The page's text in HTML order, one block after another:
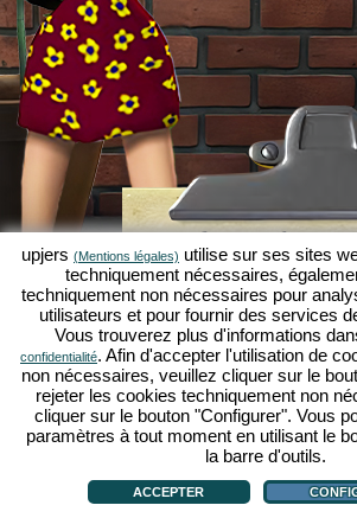
Simulation
jeux par
Kapilands fait partie des
véritable jeu rétropour les
upjers, il a été élu "MMO of
fans dejeux stratégiques
économique en tant
simulations économiques
upjers (Mentions légales) utilise sur ses sites
techniquement nécessaires,
techniquement non nécessaires pour
utilisateurs et pour fournir des services
Vous trouverez plus d'informations
confidentialité. Afin d'accepter l'utilisation de
non nécessaires, veuillez cliquer sur le
rejeter les cookies techniquement non
cliquer sur le bouton "Configurer". Vous
paramètres à tout moment en utilisant le
la barre d'outils.
ACCEPTER